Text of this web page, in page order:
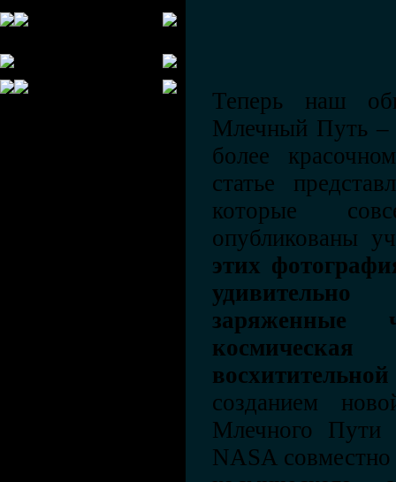
Теперь наш
Млечный Путь –
более
статье
которые
опубликованы
этих
удивительно
созданием
Млечного Пути
NASA